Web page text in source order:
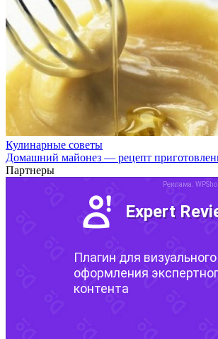
Кулинарные советы
Домашний майонез — рецепт
Партнеры